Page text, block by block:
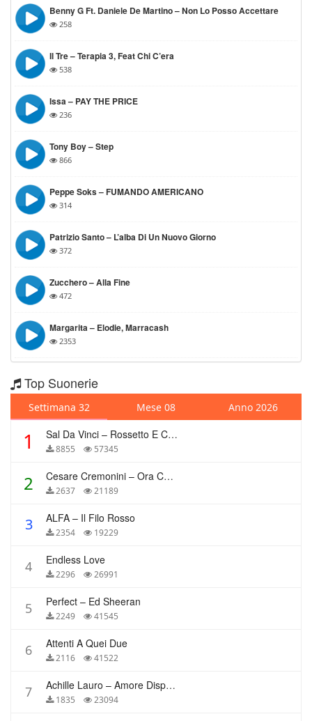
Benny G Ft. Daniele De Martino – Non Lo Posso Accettare
258
Il Tre – Terapia 3, Feat Chi C’era
538
Issa – PAY THE PRICE
236
Tony Boy – Step
866
Peppe Soks – FUMANDO AMERICANO
314
Patrizio Santo – L’alba Di Un Nuovo Giorno
372
Zucchero – Alla Fine
472
Margarita – Elodie, Marracash
2353
Top Suonerie
Settimana 32 Mese 08 Anno 2026
1 Sal Da Vinci – Rossetto E Caffè
8855 57345
2 Cesare Cremonini – Ora Che Non Ho Più Te
2637 21189
3 ALFA – Il Filo Rosso
2354 19229
4 Endless Love
2296 26991
5 Perfect – Ed Sheeran
2249 41545
6 Attenti A Quei Due
2116 41522
7 Achille Lauro – Amore Disperato
1835 23094